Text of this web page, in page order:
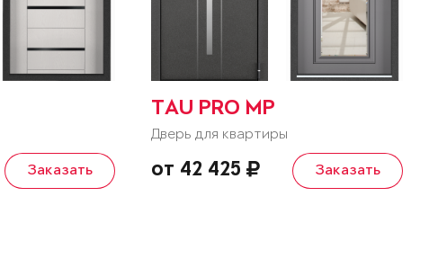
Заказать
TAU PRO MP
Дверь для квартиры
от 42 425 Заказать